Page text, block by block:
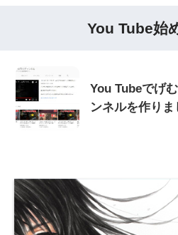
You Tube始
You Tubeでげ
ンネルを作りま